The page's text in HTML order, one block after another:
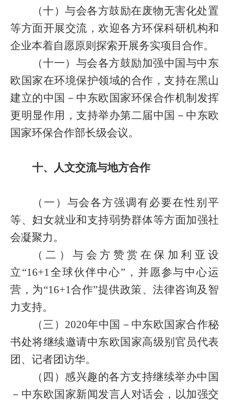
（十）与会各方鼓励在废物无害化处置
等方面开展交流，欢迎各方环保科研机构和
企业本着自愿原则探索开展务实项目合作。
（十一）与会各方鼓励加强中国与中东
欧国家在环境保护领域的合作，支持在黑山
建立的中国－中东欧国家环保合作机制发挥
更明显作用，支持举办第二届中国－中东欧
国家环保合作部长级会议。
十、人文交流与地方合作
（一）与会各方强调有必要在性别平
等、妇女就业和支持弱势群体等方面加强社
会凝聚力。
（二）与会方赞赏在保加利亚设
立“16+1全球伙伴中心”，并愿参与中心运
营，为“16+1合作”提供政策、法律咨询及智
力支持。
（三） 2020年中国－中东欧国家合作秘
书处将继续邀请中东欧国家高级别官员代表
团、记者团访华。
（四）感兴趣的各方支持继续举办中国
－中东欧国家新闻发言人对话会，以加强交